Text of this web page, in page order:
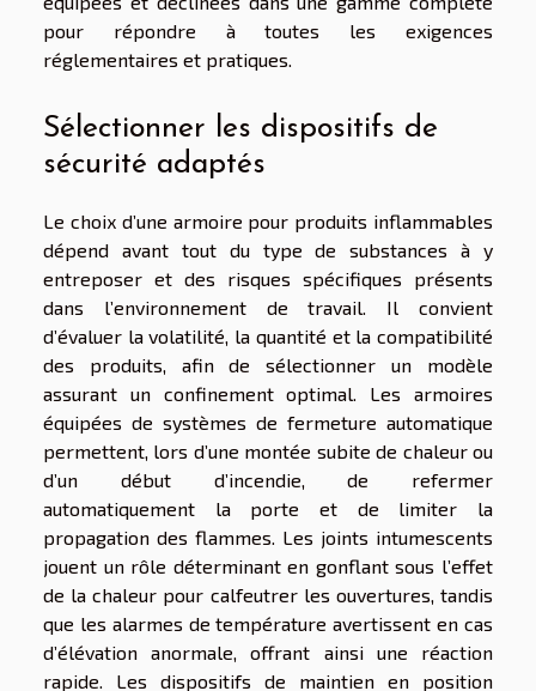
pour répondre à toutes les exigences
réglementaires et pratiques.
Sélectionner les dispositifs de
sécurité adaptés
Le choix d’une armoire pour produits inflammables
dépend avant tout du type de substances à y
entreposer et des risques spécifiques présents
dans l’environnement de travail. Il convient
d’évaluer la volatilité, la quantité et la compatibilité
des produits, afin de sélectionner un modèle
assurant un confinement optimal. Les armoires
équipées de systèmes de fermeture automatique
permettent, lors d’une montée subite de chaleur ou
d’un début d’incendie, de refermer
automatiquement la porte et de limiter la
propagation des flammes. Les joints intumescents
jouent un rôle déterminant en gonflant sous l’effet
de la chaleur pour calfeutrer les ouvertures, tandis
que les alarmes de température avertissent en cas
d’élévation anormale, offrant ainsi une réaction
rapide. Les dispositifs de maintien en position